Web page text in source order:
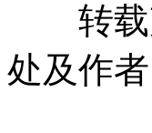
转载声
处及作